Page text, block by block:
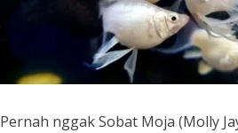
Pernah nggak Sobat Moja (Molly